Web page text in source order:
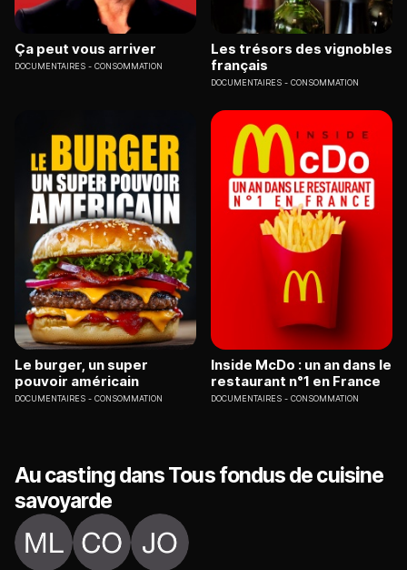
Ça peut vous arriver
DOCUMENTAIRES CONSOMMATION
Les trésors des vignobles
français
DOCUMENTAIRES CONSOMMATION
Le burger, un super
pouvoir américain
DOCUMENTAIRES CONSOMMATION
Inside McDo : un an dans le
restaurant n°1 en France
DOCUMENTAIRES CONSOMMATION
Au casting dans Tous fondus de cuisine
savoyarde